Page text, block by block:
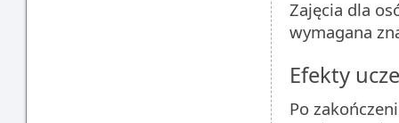
Zajęcia dla
wymagana
Efekty
Po